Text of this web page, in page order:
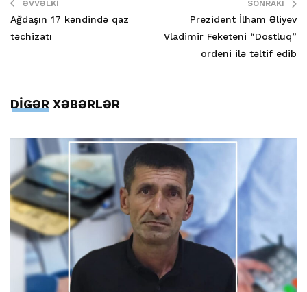
ƏVVƏLKI
Ağdaşın 17 kəndində qaz
təchizatı
SONRAKI
Prezident İlham Əliyev
Vladimir Feketeni “Dostluq”
ordeni ilə təltif edib
DİGƏR XƏBƏRLƏR